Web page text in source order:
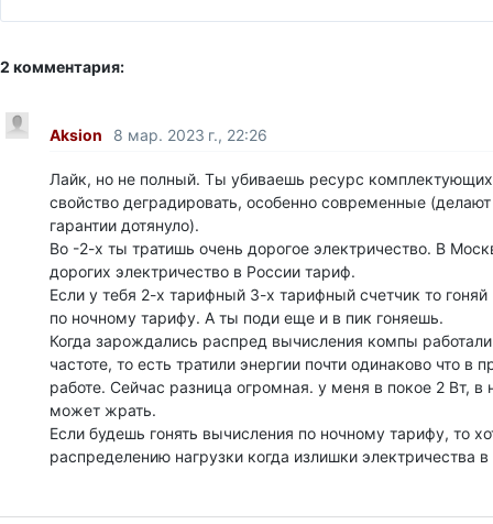
2 комментария:
Aksion 8 мар. 2023 г., 22:26
Лайк, но не полный. Ты убиваешь ресурс
свойство деградировать, особенно современные
гарантии дотянуло).
Во -2-х ты тратишь очень дорогое электричество. В
дорогих электричество в России тариф.
Если у тебя 2-х тарифный 3-х тарифный счетчик то
по ночному тарифу. А ты поди еще и в пик гоняешь.
Когда зарождались распред вычисления компы
частоте, то есть тратили энергии почти одинаково что в
работе. Сейчас разница огромная. у меня в покое 2 Вт, в
может жрать.
Если будешь гонять вычисления по ночному тарифу, то
распределению нагрузки когда излишки электричества в